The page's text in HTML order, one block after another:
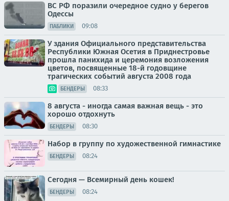
ВС РФ поразили очередное судно у берегов
Одессы
ПАБЛИКИ 09:08
У здания Официального представительства
Республики Южная Осетия в Приднестровье
прошла панихида и церемония возложения
цветов, посвященные 18-й годовщине
трагических событий августа 2008 года
БЕНДЕРЫ 08:33
8 августа - иногда самая важная вещь - это
хорошо отдохнуть
БЕНДЕРЫ 08:30
Набор в группу по художественной гимнастике
БЕНДЕРЫ 08:24
Сегодня — Всемирный день кошек!
БЕНДЕРЫ 08:24